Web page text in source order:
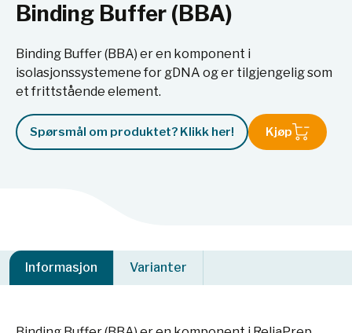
Binding Buffer (BBA)
Binding Buffer (BBA) er en komponent i
isolasjonssystemene for gDNA og er tilgjengelig som
et frittstående element.
Spørsmål om produktet? Klikk her! Kjøp
Informasjon Varianter